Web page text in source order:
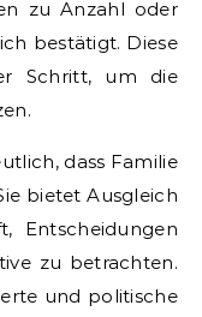
zu Anzahl oder
bestätigt. Diese
Schritt, um die
dass Familie
bietet Ausgleich
Entscheidungen
zu betrachten.
und politische